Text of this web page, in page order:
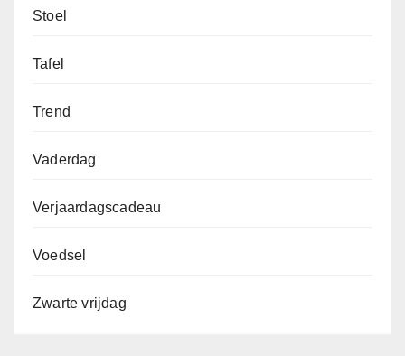
Stoel
Tafel
Trend
Vaderdag
Verjaardagscadeau
Voedsel
Zwarte vrijdag